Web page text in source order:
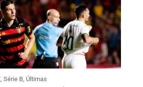
, Série B, Últimas